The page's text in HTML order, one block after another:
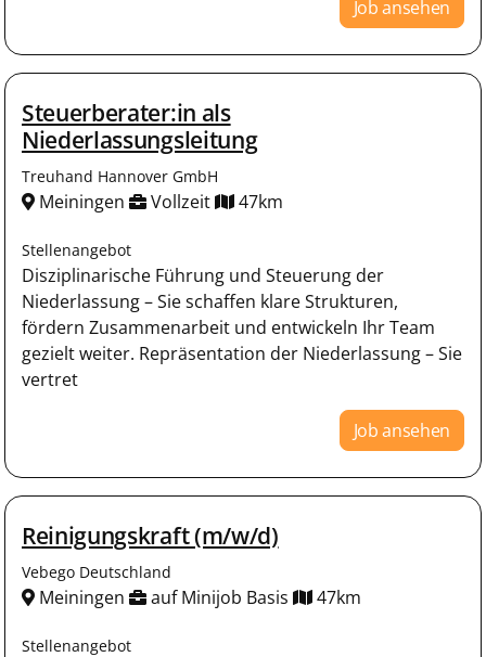
Job ansehen
Steuerberater:in als
Niederlassungsleitung
Treuhand Hannover GmbH
Meiningen Vollzeit 47km
Stellenangebot
Disziplinarische Führung und Steuerung der
Niederlassung – Sie schaffen klare Strukturen,
fördern Zusammenarbeit und entwickeln Ihr Team
gezielt weiter. Repräsentation der Niederlassung – Sie
vertret
Job ansehen
Reinigungskraft (m/w/d)
Vebego Deutschland
Meiningen auf Minijob Basis 47km
Stellenangebot